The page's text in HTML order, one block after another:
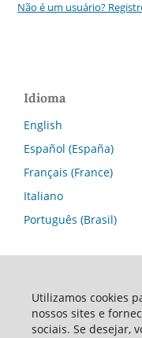
Não é um usuário?
Idioma
English
Español (España)
Français (France)
Italiano
Português (Brasil)
Utilizamos cookies
nossos sites e
sociais. Se desejar,